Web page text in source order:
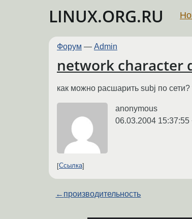
LINUX.ORG.RU
Форум — Admin
network character
как можно расшарить subj по
anonymous
06.03.2004 15:37:55
Ссылка
← производительность